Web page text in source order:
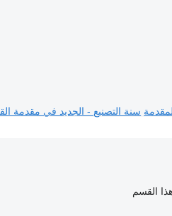
سنة التصنيع - الجديد في مقدمة
القسم